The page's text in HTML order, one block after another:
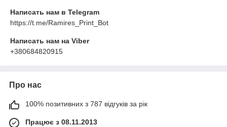
Написать нам в Telegram
https://t.me/Ramires_Print_Bot
Написать нам на Viber
+380684820915
Про нас
100% позитивних з 787 відгуків за рік
Працює з 08.11.2013